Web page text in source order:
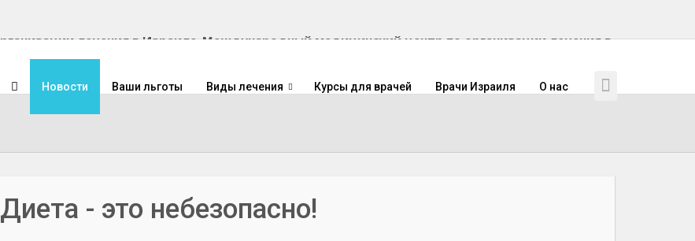
Международный медицинский центр по организации лечения в
Новости Ваши льготы Виды лечения Курсы для врачей Врачи Израиля О нас
Диета - это небезопасно!